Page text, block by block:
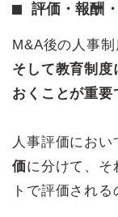
評価・報酬
M&A後の人事制
そして教育制
おくことが重要
人事評価におい
価に分けて、そ
トで評価され